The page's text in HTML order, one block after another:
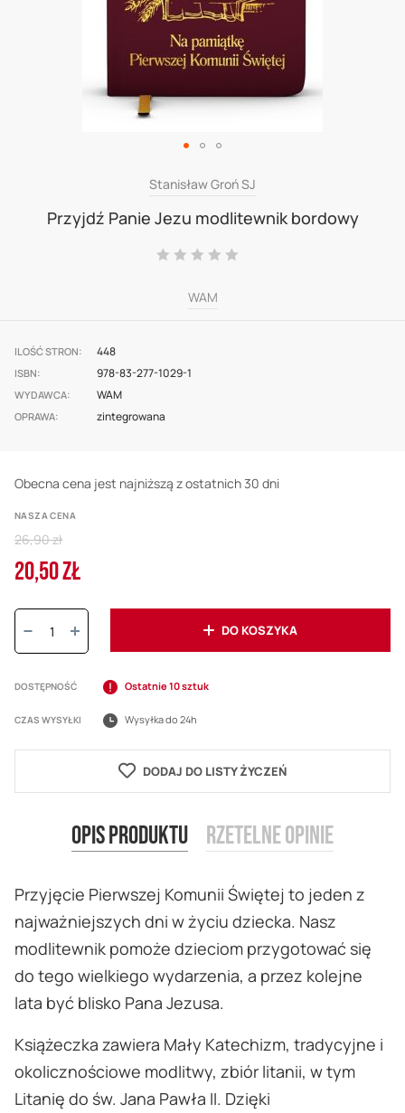
images
gallery
Stanisław Groń SJ
Przyjdź Panie Jezu modlitewnik bordowy
Ocena:
WAM
ILOŚĆ STRON 448
ISBN 978-83-277-1029-1
WYDAWCA WAM
OPRAWA zintegrowana
Obecna cena jest najniższą z ostatnich 30 dni
NASZA CENA
Cena
20,50 ZŁ
Regular
Price
26,90 zł
Ilość:
DO KOSZYKA
DOSTĘPNOŚĆ Ostatnie 10 sztuk
CZAS WYSYŁKI Wysyłka do 24h
DODAJ DO LISTY ŻYCZEŃ
Opis produktu
Przyjęcie Pierwszej Komunii Świętej to jeden z
najważniejszych dni w życiu dziecka. Nasz
modlitewnik pomoże dzieciom przygotować się
do tego wielkiego wydarzenia, a przez kolejne
lata być blisko Pana Jezusa.
Książeczka zawiera Mały Katechizm, tradycyjne i
okolicznościowe modlitwy, zbiór litanii, w tym
Litanię do św. Jana Pawła II. Dzięki
Rzetelne opinie